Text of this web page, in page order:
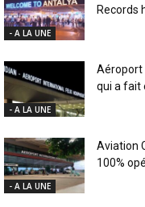
- A LA UNE
Records
- A LA UNE
Aéroport
qui a fait
- A LA UNE
Aviation
100%